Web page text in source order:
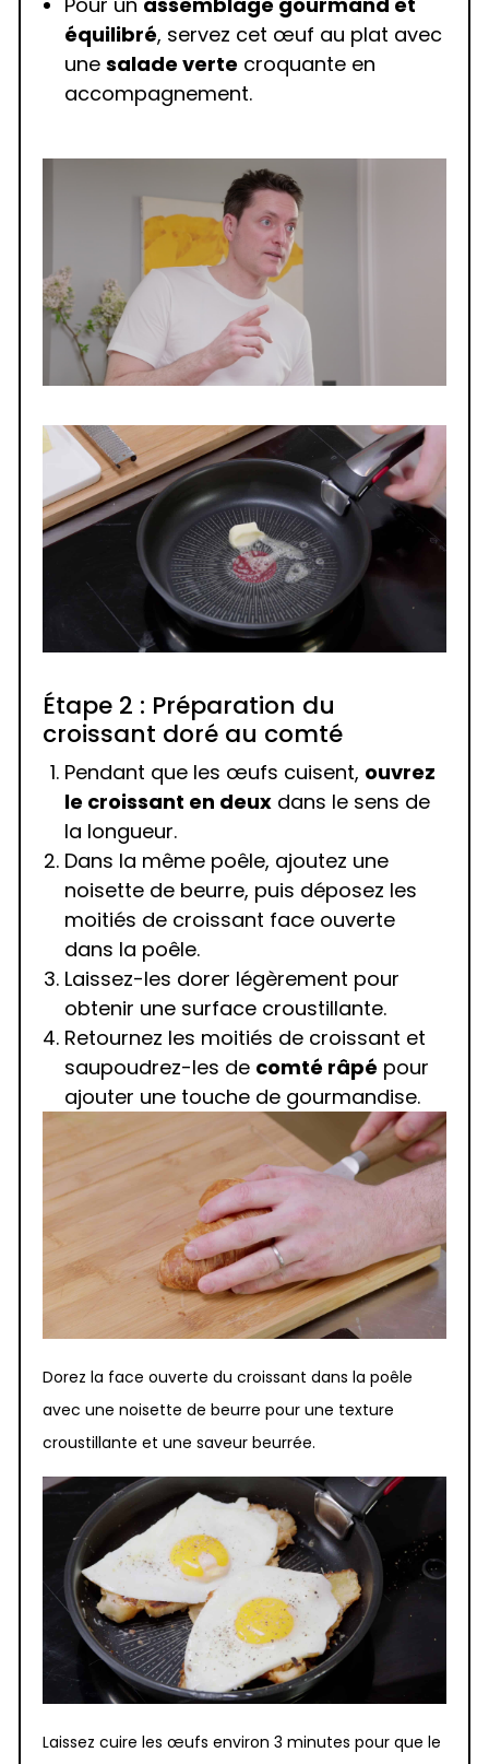
équilibré, servez cet œuf au plat avec
une salade verte croquante en
accompagnement.
Étape 2 : Préparation du
croissant doré au comté
Pendant que les œufs cuisent, ouvrez
le croissant en deux dans le sens de
la longueur.
Dans la même poêle, ajoutez une
noisette de beurre, puis déposez les
moitiés de croissant face ouverte
dans la poêle.
Laissez-les dorer légèrement pour
obtenir une surface croustillante.
Retournez les moitiés de croissant et
saupoudrez-les de comté râpé pour
ajouter une touche de gourmandise.
Dorez la face ouverte du croissant dans la poêle
avec une noisette de beurre pour une texture
croustillante et une saveur beurrée.
Laissez cuire les œufs environ 3 minutes pour que le